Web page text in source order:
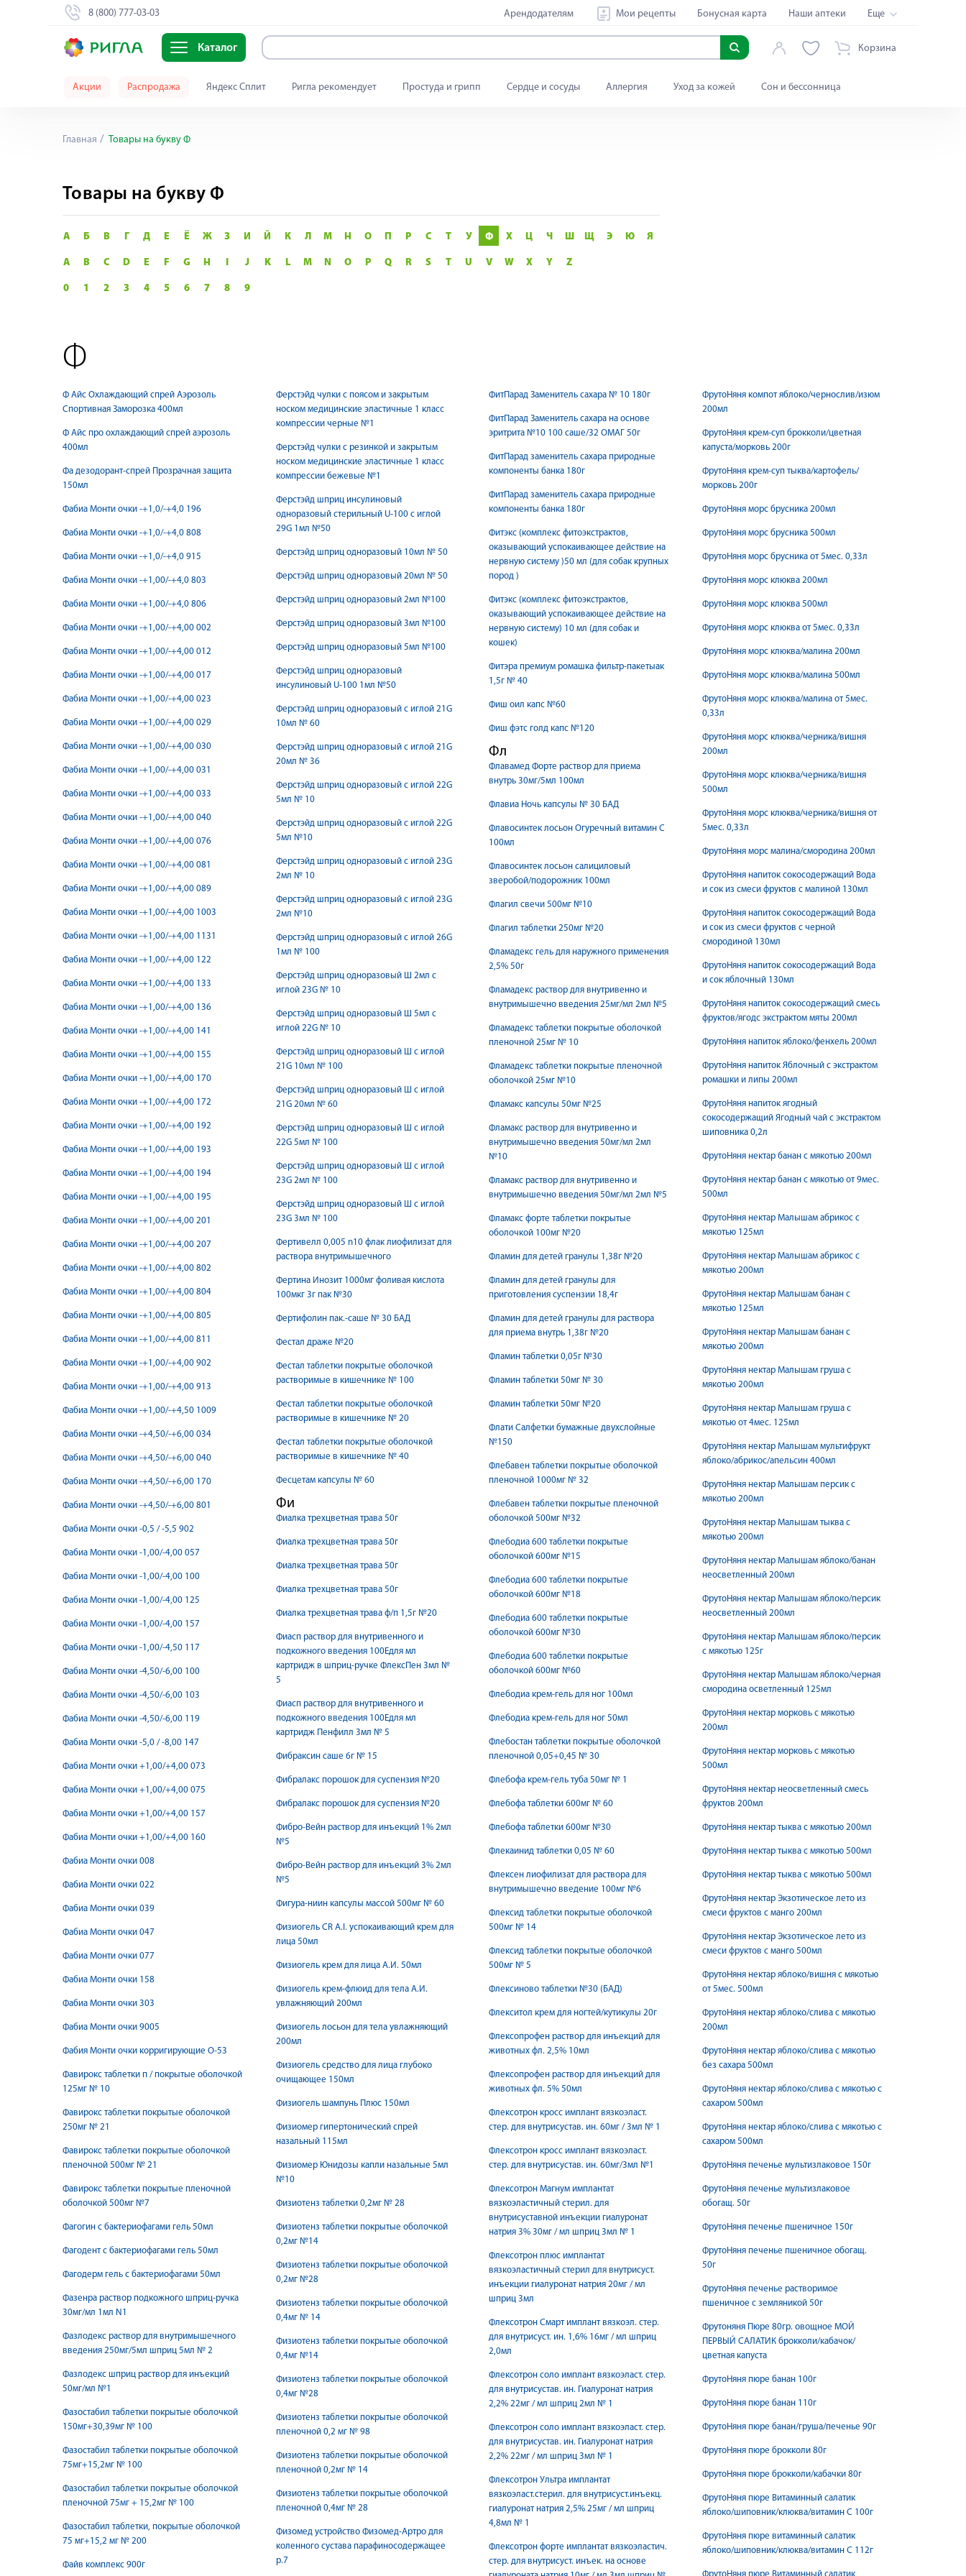
8 (800) 777-03-03 Арендодателям Мои рецепты Бонусная карта Наши аптеки Еще
Каталог Корзина
Акции Распродажа Яндекс Сплит Ригла рекомендует Простуда и грипп Сердце и сосуды Аллергия Уход за кожей Сон и бессонница
Главная Товары на букву Ф
Товары на букву Ф
А Б В Г Д Е Ё Ж З И Й К Л М Н О П Р С Т У Ф Х Ц Ч Ш Щ Э Ю Я
A B C D E F G H I J K L M N O P Q R S T U V W X Y Z
0 1 2 3 4 5 6 7 8 9
Ф
Ф Айс Охлаждающий спрей Аэрозоль
Спортивная Заморозка 400мл
Ф Айс про охлаждающий спрей аэрозоль
400мл
Фа дезодорант-спрей Прозрачная защита
150мл
Фабиа Монти очки -+1,0/-+4,0 196
Фабиа Монти очки -+1,0/-+4,0 808
Фабиа Монти очки -+1,0/-+4,0 915
Фабиа Монти очки -+1,00/-+4,0 803
Фабиа Монти очки -+1,00/-+4,0 806
Фабиа Монти очки -+1,00/-+4,00 002
Фабиа Монти очки -+1,00/-+4,00 012
Фабиа Монти очки -+1,00/-+4,00 017
Фабиа Монти очки -+1,00/-+4,00 023
Фабиа Монти очки -+1,00/-+4,00 029
Фабиа Монти очки -+1,00/-+4,00 030
Фабиа Монти очки -+1,00/-+4,00 031
Фабиа Монти очки -+1,00/-+4,00 033
Фабиа Монти очки -+1,00/-+4,00 040
Фабиа Монти очки -+1,00/-+4,00 076
Фабиа Монти очки -+1,00/-+4,00 081
Фабиа Монти очки -+1,00/-+4,00 089
Фабиа Монти очки -+1,00/-+4,00 1003
Фабиа Монти очки -+1,00/-+4,00 1131
Фабиа Монти очки -+1,00/-+4,00 122
Фабиа Монти очки -+1,00/-+4,00 133
Фабиа Монти очки -+1,00/-+4,00 136
Фабиа Монти очки -+1,00/-+4,00 141
Фабиа Монти очки -+1,00/-+4,00 155
Фабиа Монти очки -+1,00/-+4,00 170
Фабиа Монти очки -+1,00/-+4,00 172
Фабиа Монти очки -+1,00/-+4,00 192
Фабиа Монти очки -+1,00/-+4,00 193
Фабиа Монти очки -+1,00/-+4,00 194
Фабиа Монти очки -+1,00/-+4,00 195
Фабиа Монти очки -+1,00/-+4,00 201
Фабиа Монти очки -+1,00/-+4,00 207
Фабиа Монти очки -+1,00/-+4,00 802
Фабиа Монти очки -+1,00/-+4,00 804
Фабиа Монти очки -+1,00/-+4,00 805
Фабиа Монти очки -+1,00/-+4,00 811
Фабиа Монти очки -+1,00/-+4,00 902
Фабиа Монти очки -+1,00/-+4,00 913
Фабиа Монти очки -+1,00/-+4,50 1009
Фабиа Монти очки -+4,50/-+6,00 034
Фабиа Монти очки -+4,50/-+6,00 040
Фабиа Монти очки -+4,50/-+6,00 170
Фабиа Монти очки -+4,50/-+6,00 801
Фабиа Монти очки -0,5 / -5,5 902
Фабиа Монти очки -1,00/-4,00 057
Фабиа Монти очки -1,00/-4,00 100
Фабиа Монти очки -1,00/-4,00 125
Фабиа Монти очки -1,00/-4,00 157
Фабиа Монти очки -1,00/-4,50 117
Фабиа Монти очки -4,50/-6,00 100
Фабиа Монти очки -4,50/-6,00 103
Фабиа Монти очки -4,50/-6,00 119
Фабиа Монти очки -5,0 / -8,00 147
Фабиа Монти очки +1,00/+4,00 073
Фабиа Монти очки +1,00/+4,00 075
Фабиа Монти очки +1,00/+4,00 157
Фабиа Монти очки +1,00/+4,00 160
Фабиа Монти очки 008
Фабиа Монти очки 022
Фабиа Монти очки 039
Фабиа Монти очки 047
Фабиа Монти очки 077
Фабиа Монти очки 158
Фабиа Монти очки 303
Фабиа Монти очки 9005
Фабия Монти очки корригирующие О-53
Фавирокс таблетки п / покрытые оболочкой
125мг № 10
Фавирокс таблетки покрытые оболочкой
250мг № 21
Фавирокс таблетки покрытые оболочкой
пленочной 500мг № 21
Фавирокс таблетки покрытые пленочной
оболочкой 500мг №7
Фагогин с бактериофагами гель 50мл
Фагодент с бактериофагами гель 50мл
Фагодерм гель с бактериофагами 50мл
Фазенра раствор подкожного шприц-ручка
30мг/мл 1мл N1
Фазлодекс раствор для внутримышечного
введения 250мг/5мл шприц 5мл № 2
Фазлодекс шприц раствор для инъекций
50мг/мл №1
Фазостабил таблетки покрытые оболочкой
150мг+30,39мг № 100
Фазостабил таблетки покрытые оболочкой
75мг+15,2мг № 100
Фазостабил таблетки покрытые оболочкой
пленочной 75мг + 15,2мг № 100
Фазостабил таблетки, покрытые оболочкой
75 мг+15,2 мг № 200
Файв комплекс 900г
Ферстэйд чулки с поясом и закрытым
носком медицинские эластичные 1 класс
компрессии черные №1
Ферстэйд чулки с резинкой и закрытым
носком медицинские эластичные 1 класс
компрессии бежевые №1
Ферстэйд шприц инсулиновый
одноразовый стерильный U-100 c иглой
29G 1мл №50
Ферстэйд шприц одноразовый 10мл № 50
Ферстэйд шприц одноразовый 20мл № 50
Ферстэйд шприц одноразовый 2мл №100
Ферстэйд шприц одноразовый 3мл №100
Ферстэйд шприц одноразовый 5мл №100
Ферстэйд шприц одноразовый
инсулиновый U-100 1мл №50
Ферстэйд шприц одноразовый с иглой 21G
10мл № 60
Ферстэйд шприц одноразовый с иглой 21G
20мл № 36
Ферстэйд шприц одноразовый с иглой 22G
5мл № 10
Ферстэйд шприц одноразовый с иглой 22G
5мл №10
Ферстэйд шприц одноразовый с иглой 23G
2мл № 10
Ферстэйд шприц одноразовый с иглой 23G
2мл №10
Ферстэйд шприц одноразовый с иглой 26G
1мл № 100
Ферстэйд шприц одноразовый Ш 2мл с
иглой 23G № 10
Ферстэйд шприц одноразовый Ш 5мл с
иглой 22G № 10
Ферстэйд шприц одноразовый Ш с иглой
21G 10мл № 100
Ферстэйд шприц одноразовый Ш с иглой
21G 20мл № 60
Ферстэйд шприц одноразовый Ш с иглой
22G 5мл № 100
Ферстэйд шприц одноразовый Ш с иглой
23G 2мл № 100
Ферстэйд шприц одноразовый Ш с иглой
23G 3мл № 100
Фертивелл 0,005 n10 флак лиофилизат для
раствора внутримышечного
Фертина Инозит 1000мг фоливая кислота
100мкг 3г пак №30
Фертифолин пак.-саше № 30 БАД
Фестал драже №20
Фестал таблетки покрытые оболочкой
растворимые в кишечнике № 100
Фестал таблетки покрытые оболочкой
растворимые в кишечнике № 20
Фестал таблетки покрытые оболочкой
растворимые в кишечнике № 40
Фесцетам капсулы № 60
Фи
Фиалка трехцветная трава 50г
Фиалка трехцветная трава 50г
Фиалка трехцветная трава 50г
Фиалка трехцветная трава 50г
Фиалка трехцветная трава ф/п 1,5г №20
Фиасп раствор для внутривенного и
подкожного введения 100Едля мл
картридж в шприц-ручке ФлексПен 3мл №
5
Фиасп раствор для внутривенного и
подкожного введения 100Едля мл
картридж Пенфилл 3мл № 5
Фибраксин саше 6г № 15
Фибралакс порошок для суспензия №20
Фибралакс порошок для суспензия №20
Фибро-Вейн раствор для инъекций 1% 2мл
№5
Фибро-Вейн раствор для инъекций 3% 2мл
№5
Фигура-ниин капсулы массой 500мг № 60
Физиогель CR A.I. успокаивающий крем для
лица 50мл
Физиогель крем для лица А.И. 50мл
Физиогель крем-флюид для тела А.И.
увлажняющий 200мл
Физиогель лосьон для тела увлажняющий
200мл
Физиогель средство для лица глубоко
очищающее 150мл
Физиогель шампунь Плюс 150мл
Физиомер гипертонический спрей
назальный 115мл
Физиомер Юнидозы капли назальные 5мл
№10
Физиотенз таблетки 0,2мг № 28
Физиотенз таблетки покрытые оболочкой
0,2мг №14
Физиотенз таблетки покрытые оболочкой
0,2мг №28
Физиотенз таблетки покрытые оболочкой
0,4мг № 14
Физиотенз таблетки покрытые оболочкой
0,4мг №14
Физиотенз таблетки покрытые оболочкой
0,4мг №28
Физиотенз таблетки покрытые оболочкой
пленочной 0,2 мг № 98
Физиотенз таблетки покрытые оболочкой
пленочной 0,2мг № 14
Физиотенз таблетки покрытые оболочкой
пленочной 0,4мг № 28
Физомед устройство Физoмед-Артро для
коленного сустава парафиносодержащее
р.7
ФитПарад Заменитель сахара № 10 180г
ФитПарад Заменитель сахара на основе
эритрита №10 100 саше/32 ОМАГ 50г
ФитПарад заменитель сахара природные
компоненты банка 180г
ФитПарад заменитель сахара природные
компоненты банка 180г
Фитэкс (комплекс фитоэкстрактов,
оказывающий успокаивающее действие на
нервную систему )50 мл (для собак крупных
пород )
Фитэкс (комплекс фитоэкстрактов,
оказывающий успокаивающее действие на
нервную систему) 10 мл (для собак и
кошек)
Фитэра премиум ромашка фильтр-пакетыак
1,5г № 40
Фиш оил капс №60
Фиш фэтс голд капс №120
Фл
Флавамед Форте раствор для приема
внутрь 30мг/5мл 100мл
Флавиа Ночь капсулы № 30 БАД
Флавосинтек лосьон Огуречный витамин С
100мл
Флавосинтек лосьон салициловый
зверобой/подорожник 100мл
Флагил свечи 500мг №10
Флагил таблетки 250мг №20
Фламадекс гель для наружного применения
2,5% 50г
Фламадекс раствор для внутривенно и
внутримышечно введения 25мг/мл 2мл №5
Фламадекс таблетки покрытые оболочкой
пленочной 25мг № 10
Фламадекс таблетки покрытые пленочной
оболочкой 25мг №10
Фламакс капсулы 50мг №25
Фламакс раствор для внутривенно и
внутримышечно введения 50мг/мл 2мл
№10
Фламакс раствор для внутривенно и
внутримышечно введения 50мг/мл 2мл №5
Фламакс форте таблетки покрытые
оболочкой 100мг №20
Фламин для детей гранулы 1,38г №20
Фламин для детей гранулы для
приготовления суспензии 18,4г
Фламин для детей гранулы для раствора
для приема внутрь 1,38г №20
Фламин таблетки 0,05г №30
Фламин таблетки 50мг № 30
Фламин таблетки 50мг №20
Флати Салфетки бумажные двухслойные
№150
Флебавен таблетки покрытые оболочкой
пленочной 1000мг № 32
Флебавен таблетки покрытые пленочной
оболочкой 500мг №32
Флебодиа 600 таблетки покрытые
оболочкой 600мг №15
Флебодиа 600 таблетки покрытые
оболочкой 600мг №18
Флебодиа 600 таблетки покрытые
оболочкой 600мг №30
Флебодиа 600 таблетки покрытые
оболочкой 600мг №60
Флебодиа крем-гель для ног 100мл
Флебодиа крем-гель для ног 50мл
Флебостан таблетки покрытые оболочкой
пленочной 0,05+0,45 № 30
Флебофа крем-гель туба 50мг № 1
Флебофа таблетки 600мг № 60
Флебофа таблетки 600мг №30
Флекаинид таблетки 0,05 № 60
Флексен лиофилизат для раствора для
внутримышечно введение 100мг №6
Флексид таблетки покрытые оболочкой
500мг № 14
Флексид таблетки покрытые оболочкой
500мг № 5
Флексиново таблетки №30 (БАД)
Флекситол крем для ногтей/кутикулы 20г
Флексопрофен раствор для инъекций для
животных фл. 2,5% 10мл
Флексопрофен раствор для инъекций для
животных фл. 5% 50мл
Флексотрон кросс имплант вязкоэласт.
стер. для внутрисустав. ин. 60мг / 3мл № 1
Флексотрон кросс имплант вязкоэласт.
стер. для внутрисустав. ин. 60мг/3мл №1
Флексотрон Магнум имплантат
вязкоэластичный стерил. для
внутрисуставной инъекции гиалуронат
натрия 3% 30мг / мл шприц 3мл № 1
Флексотрон плюс имплантат
вязкоэластичный стерил для внутрисуст.
инъекции гиалуронат натрия 20мг / мл
шприц 3мл
Флексотрон Смарт имплант вязкоэл. стер.
для внутрисуст. ин. 1,6% 16мг / мл шприц
2,0мл
Флексотрон соло имплант вязкоэласт. стер.
для внутрисустав. ин. Гиалуронат натрия
2,2% 22мг / мл шприц 2мл № 1
Флексотрон соло имплант вязкоэласт. стер.
для внутрисустав. ин. Гиалуронат натрия
2,2% 22мг / мл шприц 3мл № 1
Флексотрон Ультра имплантат
вязкоэласт.стерил. для внутрисуст.инъекц.
гиалуронат натрия 2,5% 25мг / мл шприц
4,8мл № 1
Флексотрон форте имплантат вязкоэластич.
стер. для внутрисуст. инъек. на основе
ФрутоНяня компот яблоко/чернослив/изюм
200мл
ФрутоНяня крем-суп брокколи/цветная
капуста/морковь 200г
ФрутоНяня крем-суп тыква/картофель/
морковь 200г
ФрутоНяня морс брусника 200мл
ФрутоНяня морс брусника 500мл
ФрутоНяня морс брусника от 5мес. 0,33л
ФрутоНяня морс клюква 200мл
ФрутоНяня морс клюква 500мл
ФрутоНяня морс клюква от 5мес. 0,33л
ФрутоНяня морс клюква/малина 200мл
ФрутоНяня морс клюква/малина 500мл
ФрутоНяня морс клюква/малина от 5мес.
0,33л
ФрутоНяня морс клюква/черника/вишня
200мл
ФрутоНяня морс клюква/черника/вишня
500мл
ФрутоНяня морс клюква/черника/вишня от
5мес. 0,33л
ФрутоНяня морс малина/смородина 200мл
ФрутоНяня напиток сокосодержащий Вода
и сок из смеси фруктов с малиной 130мл
ФрутоНяня напиток сокосодержащий Вода
и сок из смеси фруктов с черной
смородиной 130мл
ФрутоНяня напиток сокосодержащий Вода
и сок яблочный 130мл
ФрутоНяня напиток сокосодержащий смесь
фруктов/ягодс экстрактом мяты 200мл
ФрутоНяня напиток яблоко/фенхель 200мл
ФрутоНяня напиток Яблочный с экстрактом
ромашки и липы 200мл
ФрутоНяня напиток ягодный
сокосодержащий Ягодный чай с экстрактом
шиповника 0,2л
ФрутоНяня нектар банан с мякотью 200мл
ФрутоНяня нектар банан с мякотью от 9мес.
500мл
ФрутоНяня нектар Малышам абрикос с
мякотью 125мл
ФрутоНяня нектар Малышам абрикос с
мякотью 200мл
ФрутоНяня нектар Малышам банан с
мякотью 125мл
ФрутоНяня нектар Малышам банан с
мякотью 200мл
ФрутоНяня нектар Малышам груша с
мякотью 200мл
ФрутоНяня нектар Малышам груша с
мякотью от 4мес. 125мл
ФрутоНяня нектар Малышам мультифрукт
яблоко/абрикос/апельсин 400мл
ФрутоНяня нектар Малышам персик с
мякотью 200мл
ФрутоНяня нектар Малышам тыква с
мякотью 200мл
ФрутоНяня нектар Малышам яблоко/банан
неосветленный 200мл
ФрутоНяня нектар Малышам яблоко/персик
неосветленный 200мл
ФрутоНяня нектар Малышам яблоко/персик
с мякотью 125г
ФрутоНяня нектар Малышам яблоко/черная
смородина осветленный 125мл
ФрутоНяня нектар морковь с мякотью
200мл
ФрутоНяня нектар морковь с мякотью
500мл
ФрутоНяня нектар неосветленный смесь
фруктов 200мл
ФрутоНяня нектар тыква с мякотью 200мл
ФрутоНяня нектар тыква с мякотью 500мл
ФрутоНяня нектар тыква с мякотью 500мл
ФрутоНяня нектар Экзотическое лето из
смеси фруктов с манго 200мл
ФрутоНяня нектар Экзотическое лето из
смеси фруктов с манго 500мл
ФрутоНяня нектар яблоко/вишня с мякотью
от 5мес. 500мл
ФрутоНяня нектар яблоко/слива с мякотью
200мл
ФрутоНяня нектар яблоко/слива с мякотью
без сахара 500мл
ФрутоНяня нектар яблоко/слива с мякотью с
сахаром 500мл
ФрутоНяня нектар яблоко/слива с мякотью с
сахаром 500мл
ФрутоНяня печенье мультизлаковое 150г
ФрутоНяня печенье мультизлаковое
обогащ. 50г
ФрутоНяня печенье пшеничное 150г
ФрутоНяня печенье пшеничное обогащ.
50г
ФрутоНяня печенье растворимое
пшеничное с земляникой 50г
Фрутоняня Пюре 80гр. овощное МОЙ
ПЕРВЫЙ САЛАТИК брокколи/кабачок/
цветная капуста
ФрутоНяня пюре банан 100г
ФрутоНяня пюре банан 110г
ФрутоНяня пюре банан/груша/печенье 90г
ФрутоНяня пюре брокколи 80г
ФрутоНяня пюре брокколи/кабачки 80г
ФрутоНяня пюре Витаминный салатик
яблоко/шиповник/клюква/витамин С 100г
ФрутоНяня пюре витаминный салатик
яблоко/шиповник/клюква/витамин С 112г